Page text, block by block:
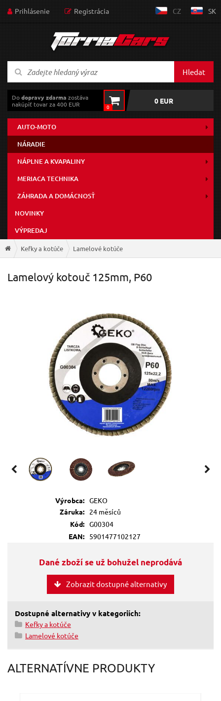
Prihlásenie Registrácia CZ SK
Hledat
Dodopravy zdarma zostáva
nakúpiť tovar za 400 EUR
0
0 EUR
AUTO-MOTO
NÁRADIE
NÁPLNE A KVAPALINY
MERIACA TECHNIKA
ZÁHRADA A DOMÁCNOSŤ
NOVINKY
VÝPREDAJ
Kefky a kotúče Lamelové kotúče
Lamelový kotouč 125mm, P60
Výrobca: GEKO
Záruka:
24 měsíců
Kód: G00304
EAN:
5901477102127
Dané zboží se už bohužel neprodává
Zobrazit dostupné alternativy
Dostupné alternativy v kategoriích:
Kefky a kotúče
Lamelové kotúče
ALTERNATÍVNE PRODUKTY